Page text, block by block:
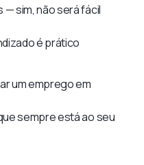
sim, não será fácil
é prático
um emprego em
sempre está ao seu